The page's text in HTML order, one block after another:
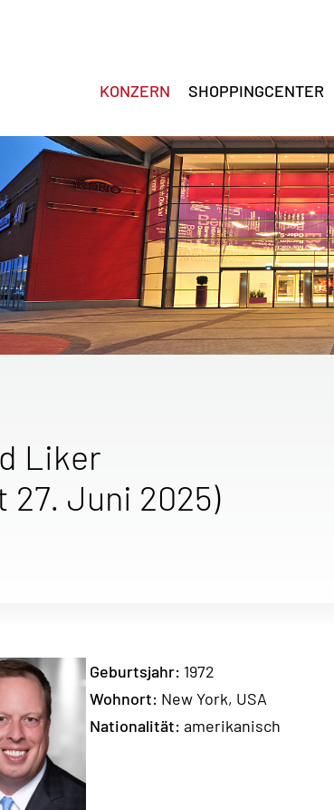
KONZERN SHOPPINGCENTER
Liker
27. Juni 2025)
Geburtsjahr: 1972
Wohnort: New York, USA
Nationalität: amerikanisch